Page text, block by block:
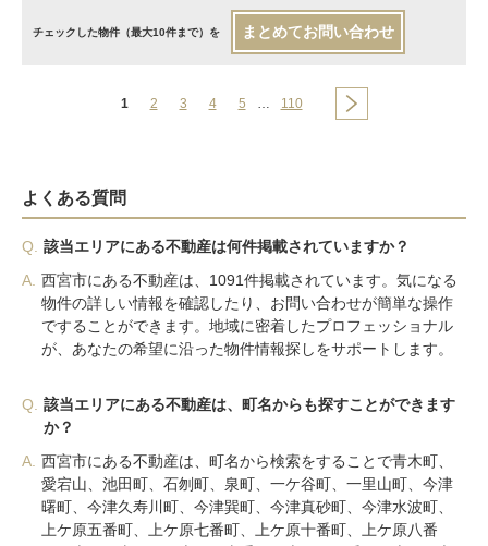
チェックした物件（最大10件まで）を まとめてお問い合わせ
1 2 3 4 5 … 110
よくある質問
Q.
該当エリアにある不動産は何件掲載されていますか？
A. 西宮市にある不動産は、1091件掲載されています。気になる
物件の詳しい情報を確認したり、お問い合わせが簡単な操作
ですることができます。地域に密着したプロフェッショナル
が、あなたの希望に沿った物件情報探しをサポートします。
Q.
該当エリアにある不動産は、町名からも探すことができます
か？
A. 西宮市にある不動産は、町名から検索をすることで青木町、
愛宕山、池田町、石刎町、泉町、一ケ谷町、一里山町、今津
曙町、今津久寿川町、今津巽町、今津真砂町、今津水波町、
上ケ原五番町、上ケ原七番町、上ケ原十番町、上ケ原八番